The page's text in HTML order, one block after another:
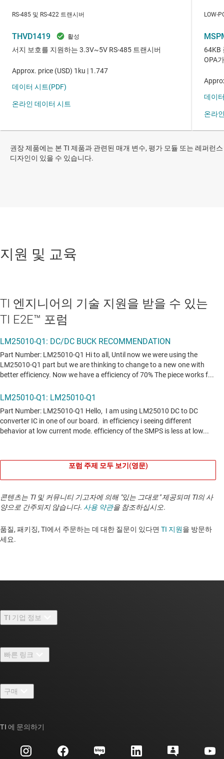
권장 제품에는 본 TI 제품과 관련된 매개 변수, 평가 모듈 또는 레퍼런스
디자인이 있을 수 있습니다.
지원 및 교육
TI 엔지니어의 기술 지원을 받을 수 있는
TI E2E™ 포럼
포럼 주제 모두 보기(영문)
콘텐츠는 TI 및 커뮤니티 기고자에 의해 "있는 그대로" 제공되며 TI의 사
양으로 간주되지 않습니다. 사용 약관을 참조하십시오.
품질, 패키징, TI에서 주문하는 데 대한 질문이 있다면 TI 지원을 방문하
세요. ​​​​​​​​​​​​​​
TI 기업 정보
채용
뉴스룸
이벤트
투자 관계
빠른 링크
TI E2E™ 설계 지원 포럼
대체품 검색
고객 지원 센터
구매
TI 에 문의하기